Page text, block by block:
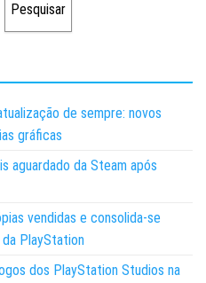
Pesquisar
de sempre: novos
gráficas
aguardado da Steam após
vendidas e consolida-se
PlayStation
dos PlayStation Studios na